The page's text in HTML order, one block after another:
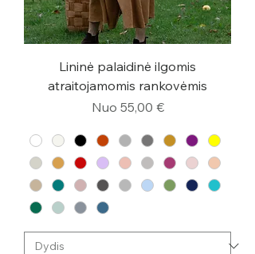
Lininė palaidinė ilgomis
atraitojamomis rankovėmis
Nuo 55,00 €
Pardavimo kaina